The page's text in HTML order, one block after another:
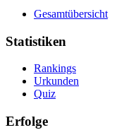
Gesamtübersicht
Statistiken
Rankings
Urkunden
Quiz
Erfolge